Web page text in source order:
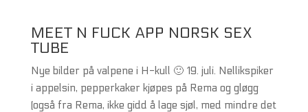
MEET N FUCK APP NORSK SEX
TUBE
Nye bilder på valpene i H-kull 🙂 19. juli. Nellikspiker
i appelsin, pepperkaker kjøpes på Rema og gløgg
(også fra Rema, ikke gidd å lage sjøl, med mindre det